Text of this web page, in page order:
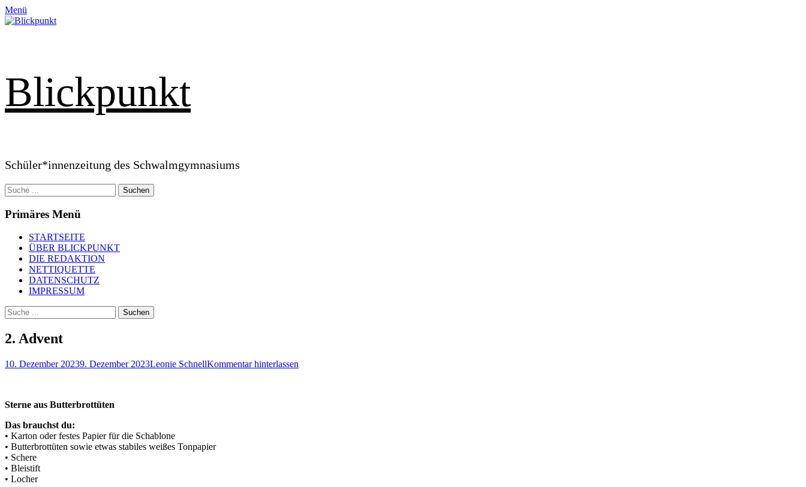
Zum
Inhalt
Menü
Blickpunkt
Schüler*innenzeitung des Schwalmgymnasiums
Suchen
nach:
Primäres Menü
STARTSEITE
ÜBER BLICKPUNKT
DIE REDAKTION
NETTIQUETTE
DATENSCHUTZ
IMPRESSUM
Suchen
Suchen
nach:
2. Advent
Posted
10. Dezember 20239. Dezember 2023Autor
Leonie SchnellKommentar hinterlassen
Sterne aus Butterbrottüten
Das brauchst du:
• Karton oder festes Papier für die Schablone
• Butterbrottüten sowie etwas stabiles weißes Tonpapier
• Schere
• Bleistift
• Locher